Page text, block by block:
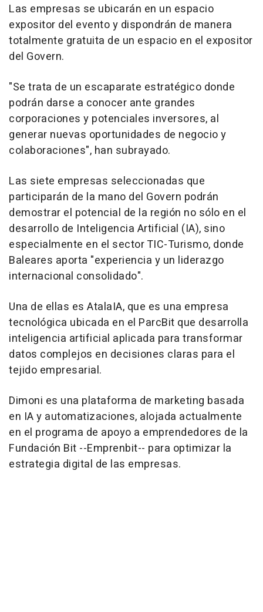
Las empresas se ubicarán en un espacio
expositor del evento y dispondrán de manera
totalmente gratuita de un espacio en el expositor
del Govern.
"Se trata de un escaparate estratégico donde
podrán darse a conocer ante grandes
corporaciones y potenciales inversores, al
generar nuevas oportunidades de negocio y
colaboraciones", han subrayado.
Las siete empresas seleccionadas que
participarán de la mano del Govern podrán
demostrar el potencial de la región no sólo en el
desarrollo de Inteligencia Artificial (IA), sino
especialmente en el sector TIC-Turismo, donde
Baleares aporta "experiencia y un liderazgo
internacional consolidado".
Una de ellas es AtalaIA, que es una empresa
tecnológica ubicada en el ParcBit que desarrolla
inteligencia artificial aplicada para transformar
datos complejos en decisiones claras para el
tejido empresarial.
Dimoni es una plataforma de marketing basada
en IA y automatizaciones, alojada actualmente
en el programa de apoyo a emprendedores de la
Fundación Bit --Emprenbit-- para optimizar la
estrategia digital de las empresas.